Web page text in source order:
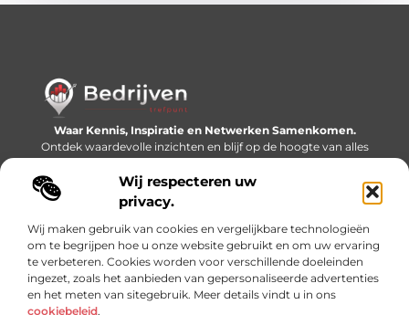
Wij respecteren uw
privacy.
Wij maken gebruik van cookies en vergelijkbare technologieën
om te begrijpen hoe u onze website gebruikt en om uw ervaring
te verbeteren. Cookies worden voor verschillende doeleinden
ingezet, zoals het aanbieden van gepersonaliseerde advertenties
en het meten van sitegebruik. Meer details vindt u in ons
cookiebeleid.
Waar Kennis, Inspiratie en Netwerken Samenkomen.
Ontdek waardevolle inzichten en blijf op de hoogte van alles
wat er speelt in de wereld.
Bericht categorie
Onze informatie